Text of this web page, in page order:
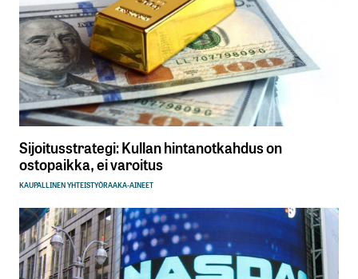
Sijoitusstrategi: Kullan hintanotkahdus on
ostopaikka, ei varoitus
KAUPALLINEN YHTEISTYÖRAAKA-AINEET